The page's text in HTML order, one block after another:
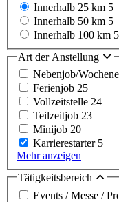
Innerhalb 25 km 5
Innerhalb 50 km 5
Innerhalb 100 km 5
Art der Anstellung
Nebenjob/
Ferienjob 25
Vollzeitstelle 24
Teilzeitjob 23
Minijob 20
Karrierestarter 5
Mehr anzeigen
Tätigkeitsbereich
Events / Messe /